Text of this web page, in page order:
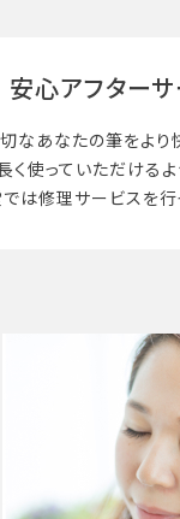
安心アフター
なあなたの筆をより
く使って いただけるよ
は修理サービスを行